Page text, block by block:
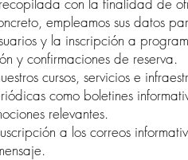
empleamos sus datos
y la inscripción a
y confirmaciones de reserva.
cursos, servicios e
como boletines
relevantes.
a los correos